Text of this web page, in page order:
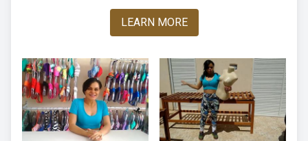
LEARN MORE